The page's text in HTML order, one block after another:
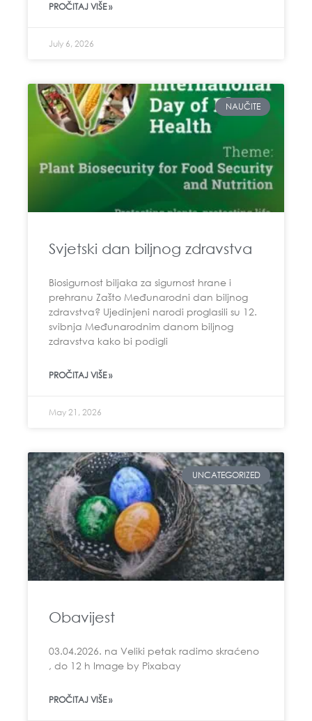
PROČITAJ VIŠE »
July 6, 2026
NAUČITE
Svjetski dan biljnog zdravstva
Biosigurnost biljaka za sigurnost hrane i
prehranu Zašto Međunarodni dan biljnog
zdravstva? Ujedinjeni narodi proglasili su 12.
svibnja Međunarodnim danom biljnog
zdravstva kako bi podigli
PROČITAJ VIŠE »
May 21, 2026
UNCATEGORIZED
Obavijest
03.04.2026. na Veliki petak radimo skraćeno
, do 12 h Image by Pixabay
PROČITAJ VIŠE »